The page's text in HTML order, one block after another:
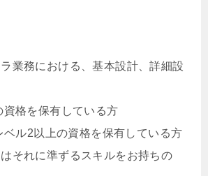
業務における、基本設計、詳細設
を保有している方
以上の資格を保有している方
準ずるスキルをお持ちの